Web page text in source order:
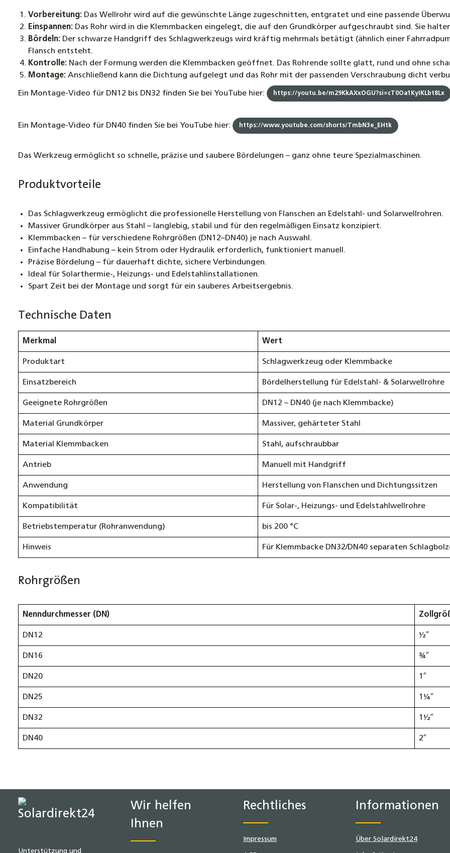
10,90 €
Vorbereitung: Das Wellrohr wird auf die gewünschte Länge zugeschnitten, entgratet und eine passende
Einspannen: Das Rohr wird in die Klemmbacken eingelegt, die auf den Grundkörper aufgeschraubt sind. Sie
Bördeln: Der schwarze Handgriff des Schlagwerkzeugs wird kräftig mehrmals betätigt (ähnlich einer
Flansch entsteht.
Kontrolle: Nach der Formung werden die Klemmbacken geöffnet. Das Rohrende sollte glatt, rund und ohne
Montage: Anschließend kann die Dichtung aufgelegt und das Rohr mit der passenden Verschraubung dicht
Ein Montage-Video für DN12 bis DN32 finden Sie bei YouTube hier: https://youtu.be/m29KkAXxOGU?si=cT0Oa1KyIKLbt8Lx
Ein Montage-Video für DN40 finden Sie bei YouTube hier: https://www.youtube.com/shorts/TmbN3e_EHtk
Das Werkzeug ermöglicht so schnelle, präzise und saubere Bördelungen – ganz ohne teure Spezialmaschinen.
Produktvorteile
Das Schlagwerkzeug ermöglicht die professionelle Herstellung von Flanschen an Edelstahl- und Solarwellrohren.
Massiver Grundkörper aus Stahl – langlebig, stabil und für den regelmäßigen Einsatz konzipiert.
Klemmbacken – für verschiedene Rohrgrößen (DN12–DN40) je nach Auswahl.
Einfache Handhabung – kein Strom oder Hydraulik erforderlich, funktioniert manuell.
Präzise Bördelung – für dauerhaft dichte, sichere Verbindungen.
Ideal für Solarthermie-, Heizungs- und Edelstahlinstallationen.
Spart Zeit bei der Montage und sorgt für ein sauberes Arbeitsergebnis.
Technische Daten
Merkmal Wert
Produktart Schlagwerkzeug oder Klemmbacke
Einsatzbereich Bördelherstellung für Edelstahl- & Solarwellrohre
Geeignete Rohrgrößen DN12 – DN40 (je nach Klemmbacke)
Material Grundkörper Massiver, gehärteter Stahl
Material Klemmbacken Stahl, aufschraubbar
Antrieb Manuell mit Handgriff
Anwendung Herstellung von Flanschen und Dichtungssitzen
Kompatibilität Für Solar-, Heizungs- und Edelstahlwellrohre
Betriebstemperatur (Rohranwendung) bis 200 °C
Hinweis Für Klemmbacke DN32/DN40 separaten
Rohrgrößen
Nenndurchmesser (DN)
DN12 ½″
DN16 ¾″
DN20 1″
DN25 1¼″
DN32 1½″
DN40 2″
Unterstützung und
Wir helfen
Ihnen
Rechtliches
Impressum
Informationen
Über Solardirekt24